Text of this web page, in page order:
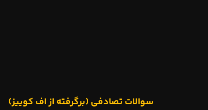
سوالات تصادفی (برگرفته از اف کوییز)